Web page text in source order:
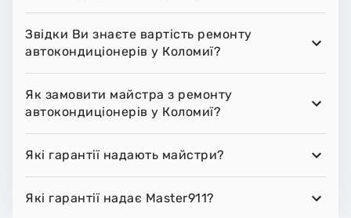
Звідки Ви знаєте вартість ремонту
автокондиціонерів у Коломиї?
Як замовити майстра з ремонту
автокондиціонерів у Коломиї?
Які гарантії надають майстри?
Які гарантії надає Master911?